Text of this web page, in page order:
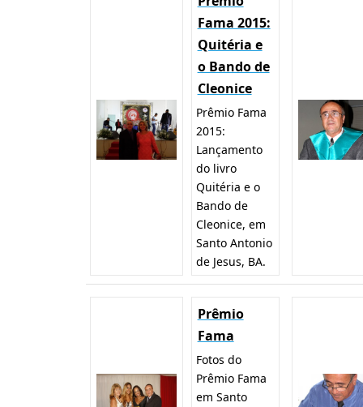
Fama 2015:
Quitéria e
o Bando de
Cleonice
Prêmio Fama
2015:
Lançamento
do livro
Quitéria e o
Bando de
Cleonice, em
Santo Antonio
de Jesus, BA.
Prêmio
Fama
Fotos do
Prêmio Fama
em Santo